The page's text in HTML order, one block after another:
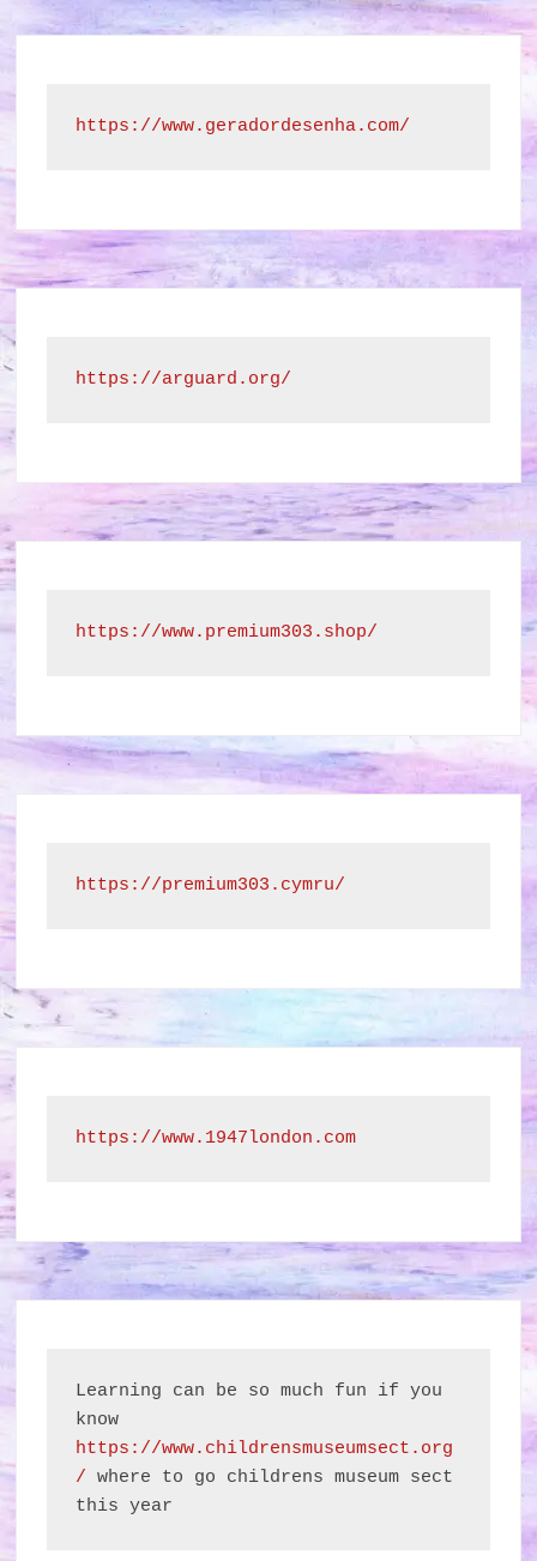
https://www.geradordesenha.com/
https://arguard.org/
https://www.premium303.shop/
https://premium303.cymru/
https://www.1947london.com
Learning can be so much fun if you
https://www.childrensmuseumsect.org
/ where to go childrens museum sect
this year